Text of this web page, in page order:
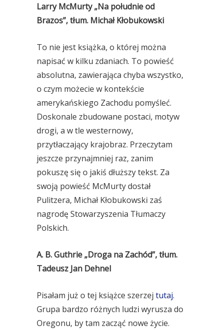
Larry McMurty „Na południe od
Brazos”, tłum. Michał Kłobukowski
To nie jest książka, o której można
napisać w kilku zdaniach. To powieść
absolutna, zawierająca chyba wszystko,
o czym możecie w kontekście
amerykańskiego Zachodu pomyśleć.
Doskonale zbudowane postaci, motyw
drogi, a w tle westernowy,
przytłaczający krajobraz. Przeczytam
jeszcze przynajmniej raz, zanim
pokuszę się o jakiś dłuższy tekst. Za
swoją powieść McMurty dostał
Pulitzera, Michał Kłobukowski zaś
nagrodę Stowarzyszenia Tłumaczy
Polskich.
A. B. Guthrie „Droga na Zachód”, tłum.
Tadeusz Jan Dehnel
Pisałam już o tej książce szerzej tutaj.
Grupa bardzo różnych ludzi wyrusza do
Oregonu, by tam zacząć nowe życie.